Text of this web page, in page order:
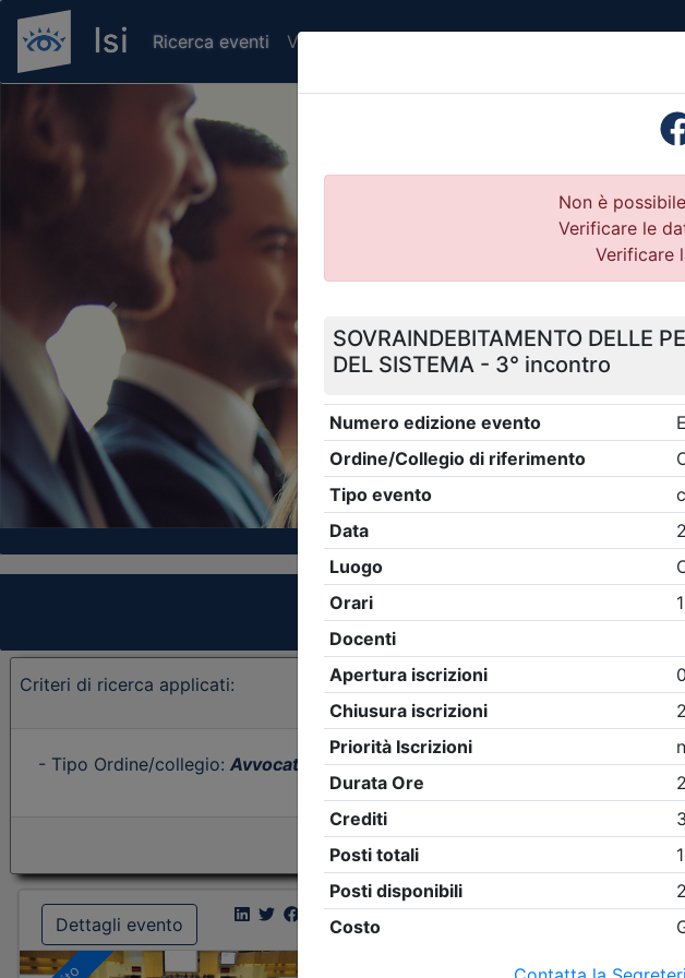
Ricerca eventi Verifica attestato di presenza
Previous
Clicca qui -
Criteri di ricerca applicati:
- Tipo Ordine/collegio: Avvocati - Ordine:Rimini- Eventi in programma dal
Dettagli evento